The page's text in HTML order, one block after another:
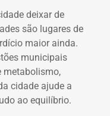
deixar de
são lugares de
maior ainda.
municipais
metabolismo,
cidade ajude a
ao equilíbrio.